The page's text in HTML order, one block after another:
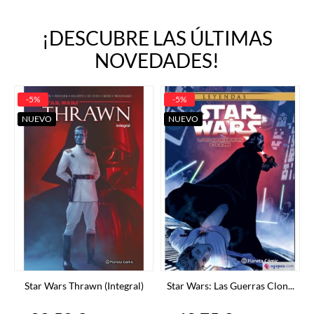
¡DESCUBRE LAS ÚLTIMAS
NOVEDADES!
Star Wars Thrawn (Integral)
-5%
NUEVO
Star Wars: Las Guerras Clon...
-5%
NUEVO